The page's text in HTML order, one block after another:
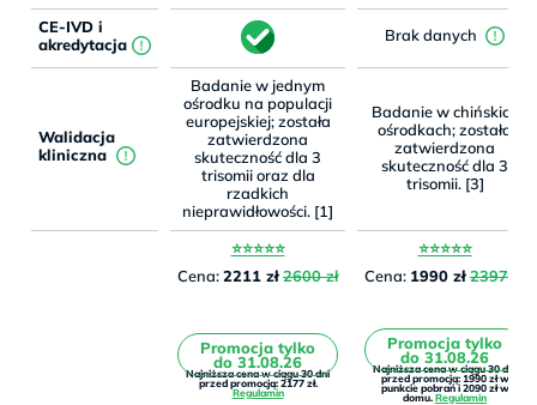
CE-IVD i
akredytacja
Brak danych
Walidacja
kliniczna
Badanie w jednym
ośrodku na populacji
europejskiej; została
zatwierdzona
skuteczność dla 3
trisomii oraz dla
rzadkich
nieprawidłowości. [1]
Badanie w chińskich
ośrodkach; została
zatwierdzona
skuteczność dla 3
trisomii. [3]
⭐⭐⭐⭐⭐
Cena:2211 zł2600 zł
⭐⭐⭐⭐⭐
Cena: 1990 zł2397 zł
Promocja tylko
do 31.08.26
Najniższa cena w ciągu 30 dni
przed promocją: 2177 zł.
Regulamin
Promocja tylko
do 31.08.26
Najniższa cena w ciągu 30 dni
przed promocją: 1990 zł w
punkcie pobrań i 2090 zł w
domu.Regulamin